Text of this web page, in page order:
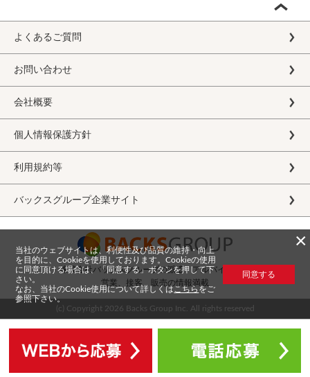
よくあるご質問
お問い合わせ
会社概要
個人情報保護方針
利用規約等
バックスグループ企業サイト
株式会社バックスグループの派遣・アルバイト求人
営業、接客、販売の情報満載
(c) Copyright 2026 Backs Group Inc. All rights reserved
×
当社のウェブサイトは、利便性及び品質の維持・向上
を目的に、Cookieを使用しております。Cookieの使用
に同意頂ける場合は、「同意する」ボタンを押して下
さい。
なお、当社のCookie使用について詳しくは こちらをご
参照下さい。
同意する